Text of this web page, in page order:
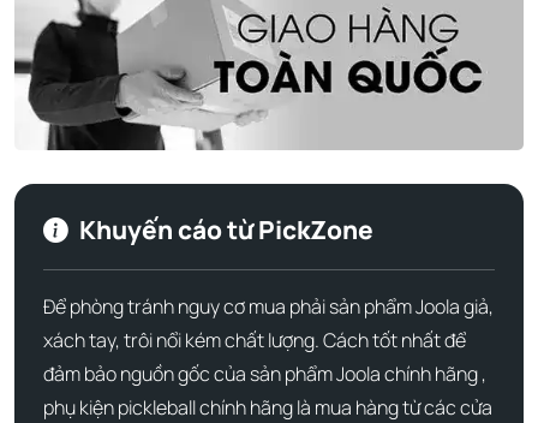
Hướng dẫn giặt: Vui lòng giặt máy theo các chỉ dẫn in trên
nhãn.
Thông tin người mẫu: Người mẫu cao 5'8" và đang mặc
size nhỏ.
Khuyến cáo từ PickZone
Để phòng tránh nguy cơ mua phải sản phẩm Joola giả,
xách tay, trôi nổi kém chất lượng. Cách tốt nhất để
đảm bảo nguồn gốc của sản phẩm Joola chính hãng ,
phụ kiện pickleball chính hãng là mua hàng từ các cửa